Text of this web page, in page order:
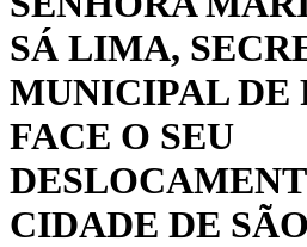
SÁ LIMA,
MUNICIPAL DE
FACE O SEU
CIDADE DE